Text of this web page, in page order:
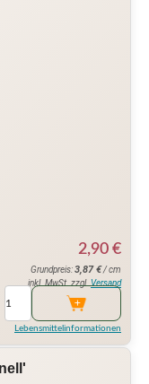
2,90 €
Grundpreis:3,87€/ cm
inkl. MwSt. zzgl. Versand
Lebensmittelinformationen